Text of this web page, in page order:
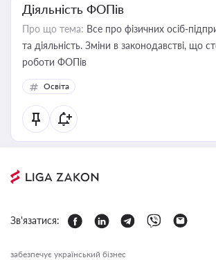
Діяльність ФОПів
Про що тема: Все про фізичних осіб-
та діяльність. Зміни в законодавстві, що
роботи ФОПів
Освіта
Зв'язатися:
забезпечує український бізнес